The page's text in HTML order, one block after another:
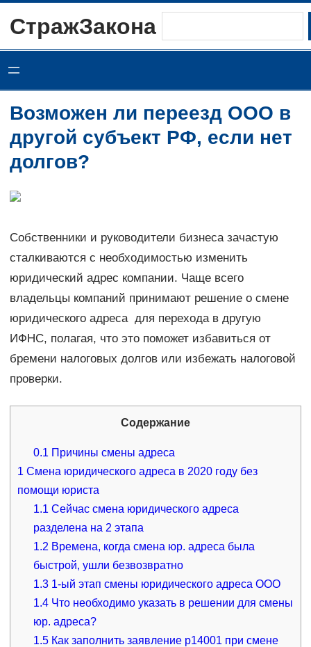
содержимому
СтражЗакона
Возможен ли переезд ООО в
другой субъект РФ, если нет
долгов?
Собственники и руководители бизнеса зачастую
сталкиваются с необходимостью изменить
юридический адрес компании. Чаще всего
владельцы компаний принимают решение о смене
юридического адреса для перехода в другую
ИФНС, полагая, что это поможет избавиться от
бремени налоговых долгов или избежать налоговой
проверки.
Содержание
0.1 Причины смены адреса
1 Смена юридического адреса в 2020 году без
помощи юриста
1.1 Сейчас смена юридического адреса
разделена на 2 этапа
1.2 Времена, когда смена юр. адреса была
быстрой, ушли безвозвратно
1.3 1-ый этап смены юридического адреса ООО
1.4 Что необходимо указать в решении для смены
юр. адреса?
1.5 Как заполнить заявление р14001 при смене